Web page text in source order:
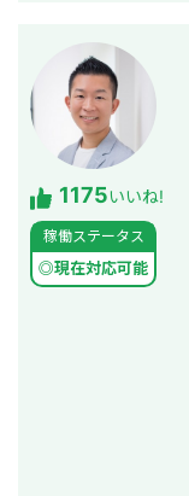
1175いいね!
稼働ステータス
◎現在対応可能